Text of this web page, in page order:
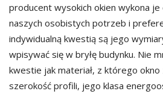
producent wysokich okien wykona je
naszych osobistych potrzeb i
indywidualną kwestią są jego
wpisywać się w bryłę budynku. Nie
kwestie jak materiał, z którego
szerokość profili, jego klasa